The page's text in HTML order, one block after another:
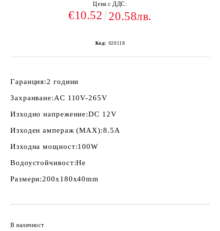
Цена с ДДС:
€10.52 20.58лв.
Код: 020118
Гаранция:2 години
Захранване:AC 110V-265V
Изходно напрежение:DC 12V
Изходен ампераж (MAX):8.5A
Изходна мощност:100W
Водоустойчивост:Не
Размери:200x180x40mm
В наличност